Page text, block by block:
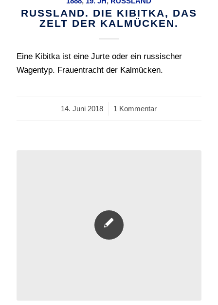
RUSSLAND. DIE KIBITKA, DAS
ZELT DER KALMÜCKEN.
Eine Kibitka ist eine Jurte oder ein russischer
Wagentyp. Frauentracht der Kalmücken.
14. Juni 2018
/ 1 Kommentar